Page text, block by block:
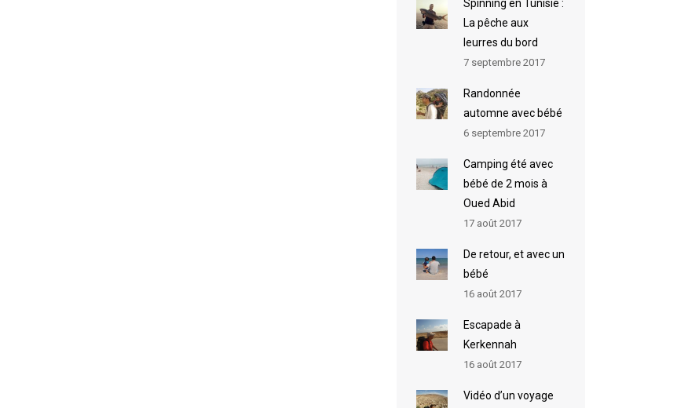
Spinning en Tunisie :
La pêche aux
leurres du bord
7 septembre 2017
Randonnée
automne avec bébé
6 septembre 2017
Camping été avec
bébé de 2 mois à
Oued Abid
17 août 2017
De retour, et avec un
bébé
16 août 2017
Escapade à
Kerkennah
16 août 2017
Vidéo d’un voyage